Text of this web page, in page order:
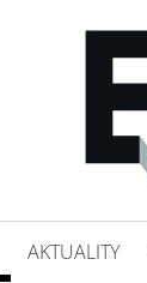
AKTUALITY